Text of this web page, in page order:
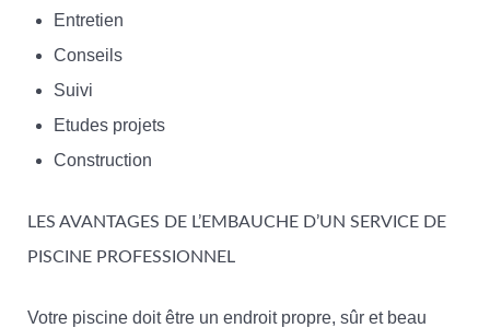
Entretien
Conseils
Suivi
Etudes projets
Construction
LES AVANTAGES DE L’EMBAUCHE D’UN SERVICE DE
PISCINE PROFESSIONNEL
Votre piscine doit être un endroit propre, sûr et beau